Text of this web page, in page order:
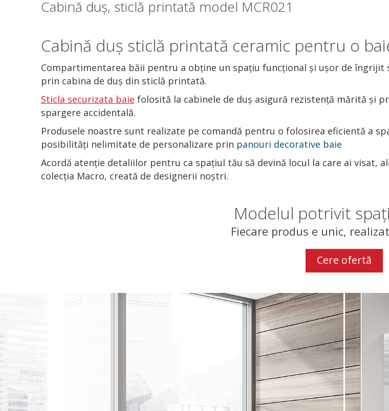
Cabină duș, sticlă printată model MCR021
Cabină duș sticlă printată ceramic pentru o
Compartimentarea băii pentru a obține un spațiu funcțional și ușor de îngrijit
prin cabina de duș din sticlă printată.
Sticla securizata baie folosită la cabinele de duș asigură rezistență mărită și
spargere accidentală.
Produsele noastre sunt realizate pe comandă pentru o folosirea eficientă a
posibilități nelimitate de personalizare prin panouri decorative baie
Acordă atenție detaliilor pentru ca spațiul tău să devină locul la care ai visat,
colecția Macro, creată de designerii noștri.
Modelul potrivit
Fiecare produs e unic,
Cere ofertă